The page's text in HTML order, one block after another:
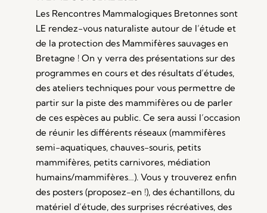
Les Rencontres Mammalogiques Bretonnes sont
LE rendez-vous naturaliste autour de l’étude et
de la protection des Mammifères sauvages en
Bretagne ! On y verra des présentations sur des
programmes en cours et des résultats d’études,
des ateliers techniques pour vous permettre de
partir sur la piste des mammifères ou de parler
de ces espèces au public. Ce sera aussi l’occasion
de réunir les différents réseaux (mammifères
semi-aquatiques, chauves-souris, petits
mammifères, petits carnivores, médiation
humains/mammifères…). Vous y trouverez enfin
des posters (proposez-en !), des échantillons, du
matériel d’étude, des surprises récréatives, des